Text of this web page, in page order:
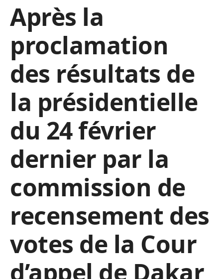
Après la
proclamation
des résultats de
la présidentielle
du 24 février
dernier par la
commission de
recensement des
votes de la Cour
d’appel de Dakar